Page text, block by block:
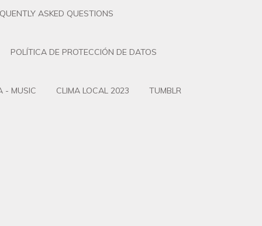
ASKED QUESTIONS
POLÍTICA DE PROTECCIÓN DE DATOS
- MUSIC CLIMA LOCAL 2023 TUMBLR